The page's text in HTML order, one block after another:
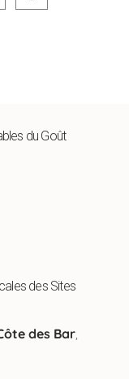
du Goût
des Sites
des Bar,